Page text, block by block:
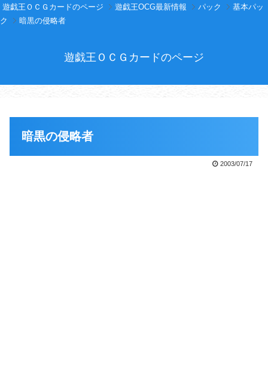
遊戯王ＯＣＧカードのページ 遊戯王OCG最新情報 パック
基本パッ
ク
暗黒の侵略者
遊戯王ＯＣＧカードのページ
暗黒の侵略者
2003/07/17